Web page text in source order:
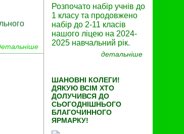
Розпочато набір учнів до
1 класу та продовжено
набір до 2-11 класів
нашого ліцею на 2024-
2025 навчальний рік.
детальніше
ШАНОВНІ КОЛЕГИ!
ДЯКУЮ ВСІМ ХТО
ДОЛУЧИВСЯ ДО
СЬОГОДНІШНЬОГО
БЛАГОЧИННОГО
ЯРМАРКУ!